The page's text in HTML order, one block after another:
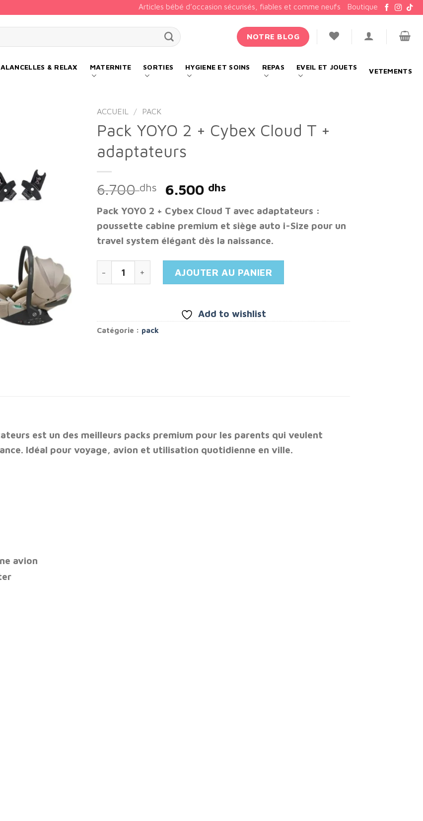
Articles bébé d’occasion sécurisés, fiables et comme neufs Boutique
NOTRE BLOG
& RELAX MATERNITE SORTIES HYGIENE ET SOINS REPAS EVEIL ET JOUETS VETEMENTS
ACCUEIL / PACK
Pack YOYO 2 + Cybex Cloud T +
adaptateurs
6.700dhs
Le
initial
était :
6.700 dhs.
6.500 dhsLe
actuel
est :
6.500 dhs.
Pack YOYO 2 + Cybex Cloud T avec adaptateurs :
poussette cabine premium et siège auto i-Size pour un
travel system élégant dès la naissance.
AJOUTER AU PANIER
Add to wishlist
Catégorie : pack
est un des meilleurs packs premium pour les parents qui veulent
. Idéal pour voyage, avion et utilisation quotidienne en ville.
avion